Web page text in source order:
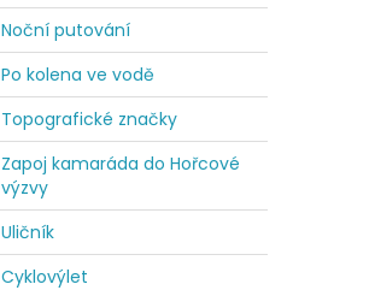
Noční putování
Po kolena ve vodě
Topografické značky
Zapoj kamaráda do Hořcové
výzvy
Uličník
Cyklovýlet